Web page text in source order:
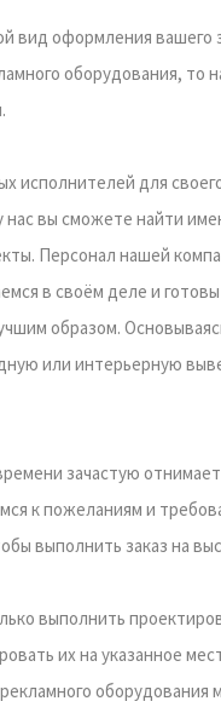
вид оформления вашего
оборудования, то
исполнителей для
нас вы сможете найти
Персонал нашей
в своём деле и
образом.
или интерьерную
зачастую
к пожеланиям и
выполнить заказ на
выполнить
их на указанное
оборудования